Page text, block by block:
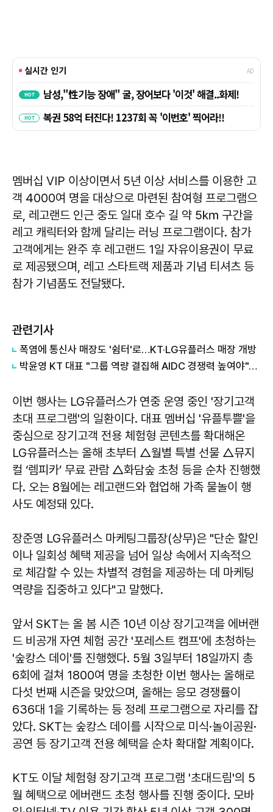
멤버십 VIP 이상이면서 5년 이상 서비스를 이용한 고
객 4000여 명을 대상으로 마련된 참여형 프로그램으
로, 레고랜드 인근 중도 일대 호수 길 약 5㎞ 구간을
레고 캐릭터와 함께 달리는 러닝 프로그램이다. 참가
고객에게는 완주 후 레고랜드 1일 자유이용권이 무료
로 제공됐으며, 레고 스타트랙 제품과 기념 티셔츠 등
참가 기념품도 전달됐다.
관련기사
폭염에 통신사 매장도 '쉼터'로…KT·LG유플러스 매장 개방
박윤영 KT 대표 "그룹 역량 결집해 AIDC 경쟁력 높여야"…목동 KT클라우드 방문
이번 행사는 LG유플러스가 연중 운영 중인 '장기고객
초대 프로그램'의 일환이다. 대표 멤버십 '유플투쁠'을
중심으로 장기고객 전용 체험형 콘텐츠를 확대해온
LG유플러스는 올해 초부터 △월별 특별 선물 △뮤지
컬 ‘렘피카’ 무료 관람 △화담숲 초청 등을 순차 진행했
다. 오는 8월에는 레고랜드와 협업해 가족 물놀이 행
사도 예정돼 있다.
장준영 LG유플러스 마케팅그룹장(상무)은 "단순 할인
이나 일회성 혜택 제공을 넘어 일상 속에서 지속적으
로 체감할 수 있는 차별적 경험을 제공하는 데 마케팅
역량을 집중하고 있다"고 말했다.
앞서 SKT는 올 봄 시즌 10년 이상 장기고객을 에버랜
드 비공개 자연 체험 공간 '포레스트 캠프'에 초청하는
'숲캉스 데이'를 진행했다. 5월 3일부터 18일까지 총
6회에 걸쳐 1800여 명을 초청한 이번 행사는 올해로
다섯 번째 시즌을 맞았으며, 올해는 응모 경쟁률이
636대 1을 기록하는 등 정례 프로그램으로 자리를 잡
았다. SKT는 숲캉스 데이를 시작으로 미식·놀이공원·
공연 등 장기고객 전용 혜택을 순차 확대할 계획이다.
KT도 이달 체험형 장기고객 프로그램 '초대드림'의 5
월 혜택으로 에버랜드 초청 행사를 진행 중이다. 모바